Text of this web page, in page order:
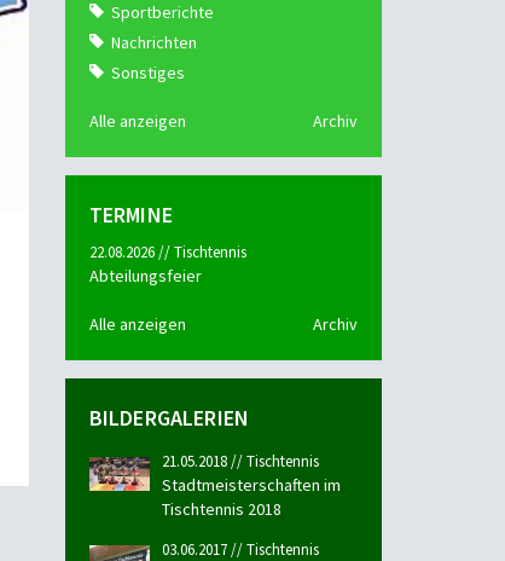
Sportberichte
Nachrichten
Sonstiges
Alle anzeigen Archiv
TERMINE
22.08.2026 // Tischtennis
Abteilungsfeier
Alle anzeigen Archiv
BILDERGALERIEN
21.05.2018 // Tischtennis
Stadtmeisterschaften im
Tischtennis 2018
03.06.2017 // Tischtennis